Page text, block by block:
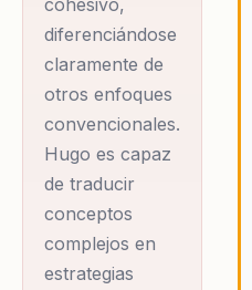
cohesivo,
diferenciándose
claramente de
otros enfoques
convencionales.
Hugo es capaz
de traducir
conceptos
complejos en
estrategias